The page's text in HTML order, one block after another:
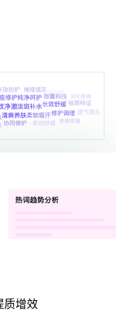
质增效